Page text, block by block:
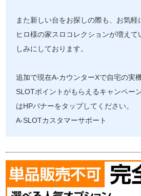
また新しい台をお探しの際も、お気軽
ヒロ様の家スロコレクションが増えて
しみにしております。
追加で現在A-カウンターXで自宅の実
SLOTポイントがもらえるキャンペー
はHPバナーをタップしてください。
A-SLOTカスタマーサポート